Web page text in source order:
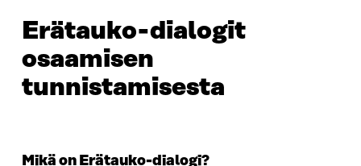
Erätauko-dialogit
osaamisen
tunnistamisesta
Mikä on Erätauko-dialogi?